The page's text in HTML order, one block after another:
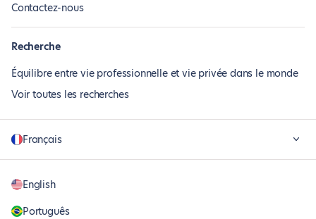
Contactez-nous
Recherche
Équilibre entre vie professionnelle et vie privée dans le monde
Voir toutes les recherches
Français
English
Português